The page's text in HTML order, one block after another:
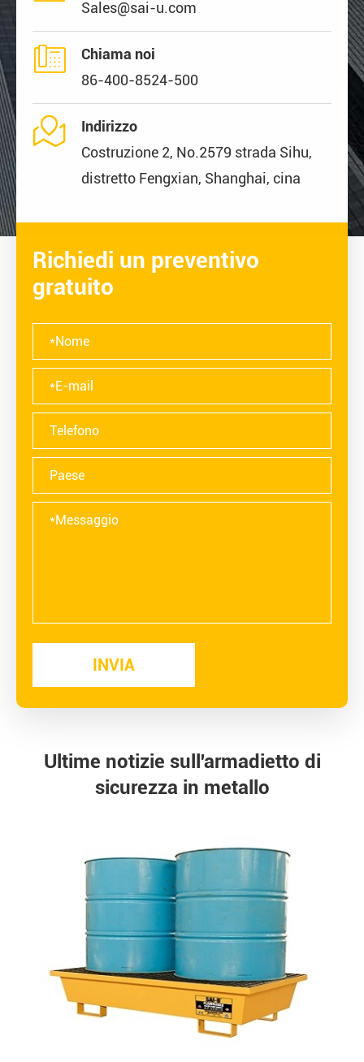
Sales@sai-u.com

Chiama noi
86-400-8524-500

Indirizzo
Costruzione 2, No.2579 strada Sihu,
distretto Fengxian, Shanghai, cina
Richiedi un preventivo
gratuito
Ultime notizie sull'armadietto di
sicurezza in metallo